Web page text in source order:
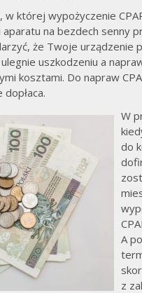
w której wypożyczenie
na bezdech senny
że Twoje urządzenie
uszkodzeniu a
kosztami. Do napraw
W
do
A
z